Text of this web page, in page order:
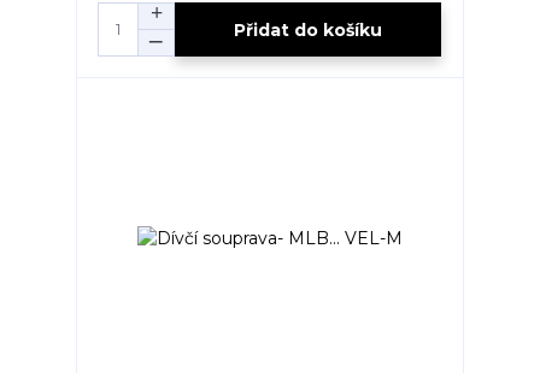
Přidat do košíku